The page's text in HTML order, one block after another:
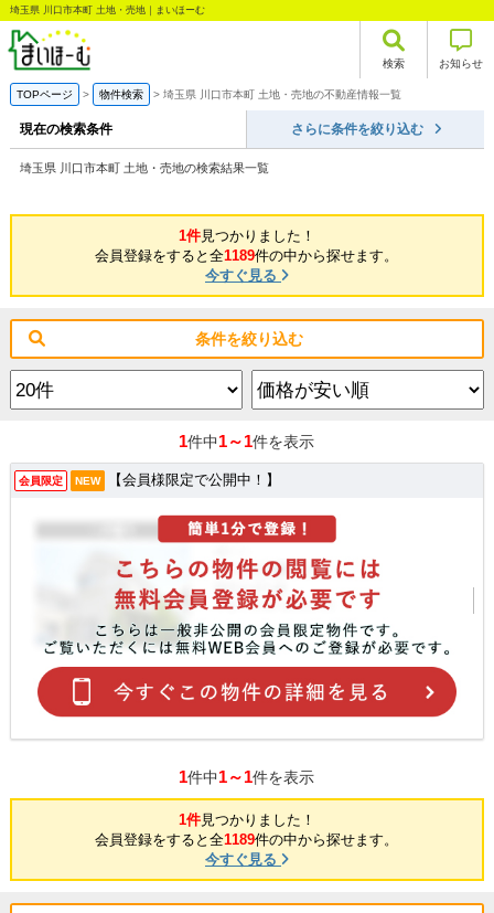
埼玉県 川口市本町 土地・売地｜まいほーむ
検索 お知らせ
TOPページ 物件検索 埼玉県 川口市本町 土地・売地の不動産情報一覧
現在の検索条件 さらに条件を絞り込む
埼玉県 川口市本町 土地・売地の検索結果一覧
1件見つかりました！
会員登録をすると全1189件の中から探せます。
今すぐ見る
条件を絞り込む
1件中1～1件を表示
会員限定 NEW 【会員様限定で公開中！】
1件中1～1件を表示
1件見つかりました！
会員登録をすると全1189件の中から探せます。
今すぐ見る